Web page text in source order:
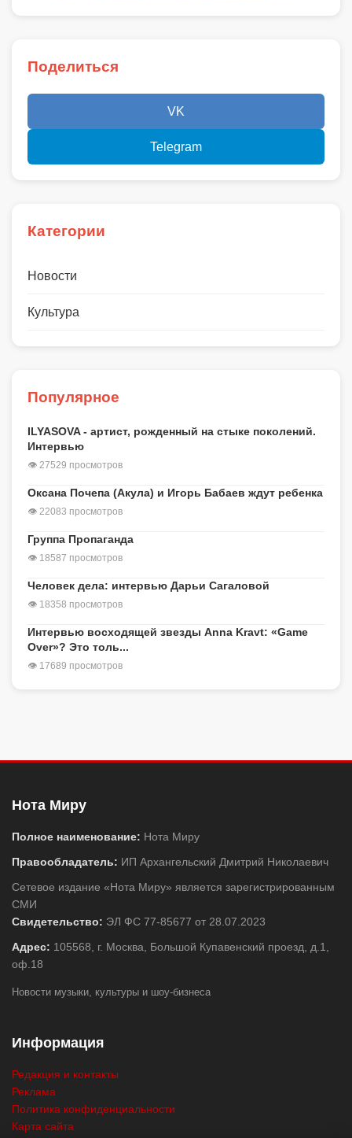
Поделиться
VK
Telegram
Категории
Новости
Культура
Популярное
ILYASOVA - артист, рожденный на стыке поколений.
Интервью
👁 27529 просмотров
Оксана Почепа (Акула) и Игорь Бабаев ждут ребенка
👁 22083 просмотров
Группа Пропаганда
👁 18587 просмотров
Человек дела: интервью Дарьи Сагаловой
👁 18358 просмотров
Интервью восходящей звезды Anna Kravt: «Game
Over»? Это толь...
👁 17689 просмотров
Нота Миру
Полное наименование: Нота Миру
Правообладатель: ИП Архангельский Дмитрий Николаевич
Сетевое издание «Нота Миру» является зарегистрированным
СМИ
Свидетельство: ЭЛ ФС 77-85677 от 28.07.2023
Адрес: 105568, г. Москва, Большой Купавенский проезд, д.1,
оф.18
Новости музыки, культуры и шоу-бизнеса
Информация
Редакция и контакты
Реклама
Политика конфиденциальности
Карта сайта